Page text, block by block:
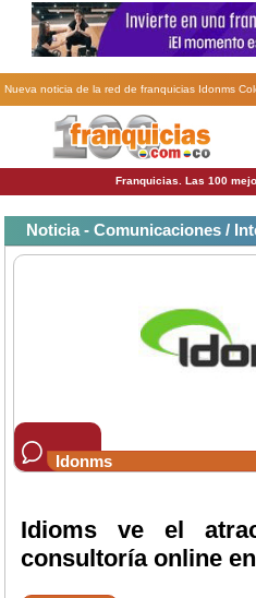
Nueva noticia de la red de franquicias Idonms
Franquicias. Las 100
Noticia - Comunicaciones /
Idonms
Idioms ve el
consultoría online